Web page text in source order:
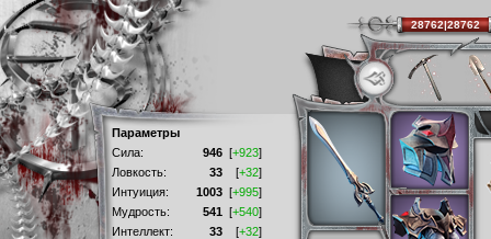
Параметры
Сила:
946 [+923]
Ловкость:
33 [+32]
Интуиция:
1003 [+995]
Мудрость:
541 [+540]
Интеллект:
33 [+32]
28762|28762